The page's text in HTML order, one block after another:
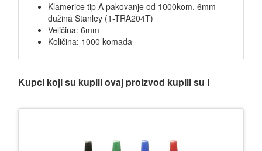
Klamerice tip A pakovanje od 1000kom. 6mm
dužina Stanley (1-TRA204T)
Veličina: 6mm
Količina: 1000 komada
Kupci koji su kupili ovaj proizvod kupili su i